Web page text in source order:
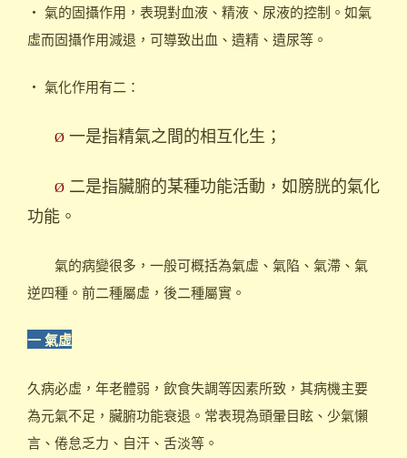
‧ 氣的固攝作用，表現對血液、精液、尿液的控制。如氣
虛而固攝作用減退，可導致出血、遺精、遺尿等。
‧ 氣化作用有二：
Ø 一是指精氣之間的相互化生；
Ø 二是指臟腑的某種功能活動，如膀胱的氣化
功能。
氣的病變很多，一般可概括為氣虛、氣陷、氣滯、氣
逆四種。前二種屬虛，後二種屬實。
一 氣虛
久病必虛，年老體弱，飲食失調等因素所致，其病機主要
為元氣不足，臟腑功能衰退。常表現為頭暈目眩、少氣懶
言、倦怠乏力、自汗、舌淡等。